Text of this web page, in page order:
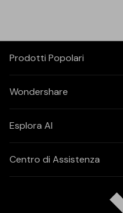
Prodotti Popolari
Wondershare
Esplora AI
Centro di Assistenza